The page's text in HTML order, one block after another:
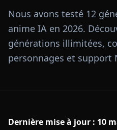
Nous avons testé 12
anime IA en 2026.
générations illimitées,
personnages et support
Dernière mise à jour : 10